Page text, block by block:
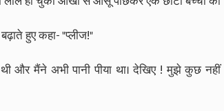
हुए कहा- "प्लीज!"
और मैंने अभी पानी पीया था। देखिए ! मुझे कुछ नहीं